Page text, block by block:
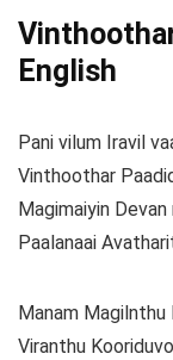
English
Pani vilum Iravil
Vinthoothar
Magimaiyin
Paalanaai
Manam Magilnthu
Viranthu